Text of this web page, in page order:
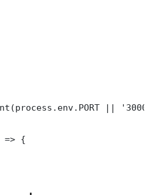
||
=> {